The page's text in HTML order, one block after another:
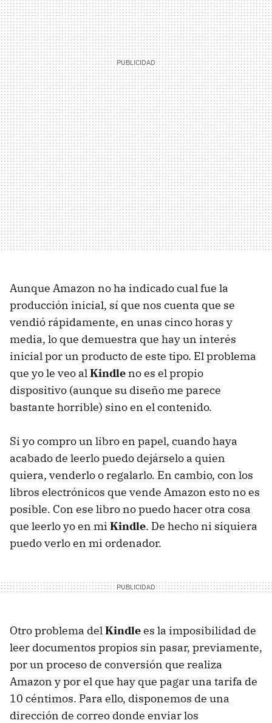
Aunque Amazon no ha indicado cual fue la
producción inicial, sí que nos cuenta que se
vendió rápidamente, en unas cinco horas y
media, lo que demuestra que hay un interés
inicial por un producto de este tipo. El problema
que yo le veo alKindle no es el propio
dispositivo (aunque su diseño me parece
bastante horrible) sino en el contenido.
Si yo compro un libro en papel, cuando haya
acabado de leerlo puedo dejárselo a quien
quiera, venderlo o regalarlo. En cambio, con los
libros electrónicos que vende Amazon esto no es
posible. Con ese libro no puedo hacer otra cosa
que leerlo yo en mi Kindle. De hecho ni siquiera
puedo verlo en mi ordenador.
Otro problema delKindlees la imposibilidad de
leer documentos propios sin pasar, previamente,
por un proceso de conversión que realiza
Amazon y por el que hay que pagar una tarifa de
10 céntimos. Para ello, disponemos de una
dirección de correo donde enviar los